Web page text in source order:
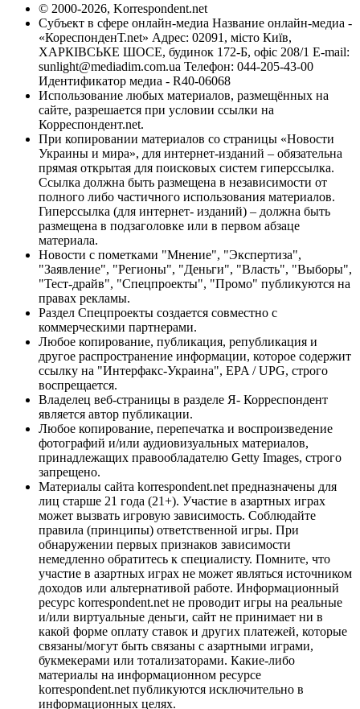
© 2000-2026, Korrespondent.net
Субъект в сфере онлайн-медиа Название онлайн-медиа -
«КореспонденТ.net» Адрес: 02091, місто Київ,
ХАРКІВСЬКЕ ШОСЕ, будинок 172-Б, офіс 208/1 E-mail:
sunlight@mediadim.com.ua Телефон: 044-205-43-00
Идентификатор медиа - R40-06068
Использование любых материалов, размещённых на
сайте, разрешается при условии ссылки на
Корреспондент.net.
При копировании материалов со страницы «Новости
Украины и мира», для интернет-изданий – обязательна
прямая открытая для поисковых систем гиперссылка.
Ссылка должна быть размещена в независимости от
полного либо частичного использования материалов.
Гиперссылка (для интернет- изданий) – должна быть
размещена в подзаголовке или в первом абзаце
материала.
Новости с пометками "Мнение", "Экспертиза",
"Заявление", "Регионы", "Деньги", "Власть", "Выборы",
"Тест-драйв", "Спецпроекты", "Промо" публикуются на
правах рекламы.
Раздел Спецпроекты создается совместно с
коммерческими партнерами.
Любое копирование, публикация, републикация и
другое распространение информации, которое содержит
ссылку на "Интерфакс-Украина", EPA / UPG, строго
воспрещается.
Владелец веб-страницы в разделе Я- Корреспондент
является автор публикации.
Любое копирование, перепечатка и воспроизведение
фотографий и/или аудиовизуальных материалов,
принадлежащих правообладателю Getty Images, строго
запрещено.
Материалы сайта korrespondent.net предназначены для
лиц старше 21 года (21+). Участие в азартных играх
может вызвать игровую зависимость. Соблюдайте
правила (принципы) ответственной игры. При
обнаружении первых признаков зависимости
немедленно обратитесь к специалисту. Помните, что
участие в азартных играх не может являться источником
доходов или альтернативой работе. Информационный
ресурс korrespondent.net не проводит игры на реальные
и/или виртуальные деньги, сайт не принимает ни в
какой форме оплату ставок и других платежей, которые
связаны/могут быть связаны с азартными играми,
букмекерами или тотализаторами. Какие-либо
материалы на информационном ресурсе
korrespondent.net публикуются исключительно в
информационных целях.